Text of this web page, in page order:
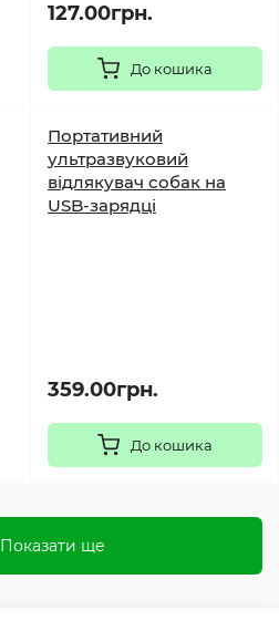
127.00грн.
До кошика
Портативний
ультразвуковий
відлякувач собак на
USB-зарядці
359.00грн.
До кошика
Показати ще